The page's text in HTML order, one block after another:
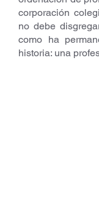
corporación
no debe
como ha
historia: una